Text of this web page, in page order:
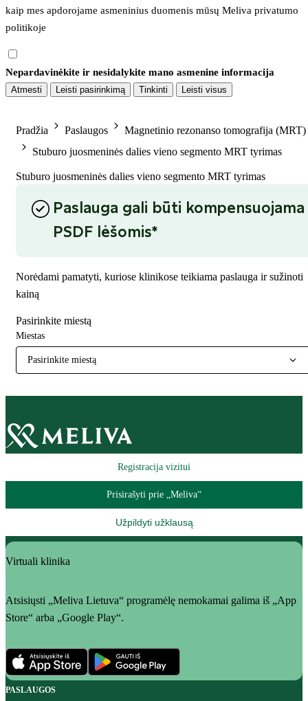
kaip mes apdorojame asmeninius duomenis mūsų Meliva privatumo
politikoje
Nepardavinėkite ir nesidalykite mano asmenine informacija
Atmesti Leisti pasirinkimą Tinkinti Leisti visus
Pradžia Paslaugos
Magnetinio rezonanso tomografija (MRT)
Stuburo juosmeninės dalies vieno segmento MRT tyrimas
Stuburo juosmeninės dalies vieno segmento MRT tyrimas
Paslauga gali būti kompensuojama
PSDF lėšomis*
Norėdami pamatyti, kuriose klinikose teikiama paslauga ir sužinoti
kainą
Pasirinkite miestą
Miestas
Pasirinkite miestą
Registracija vizitui
Prisirašyti prie „Meliva“
Užpildyti užklausą
Virtuali klinika
Atsisiųsti „Meliva Lietuva“ programėlę nemokamai galima iš „App
Store“ arba „Google Play“.
PASLAUGOS